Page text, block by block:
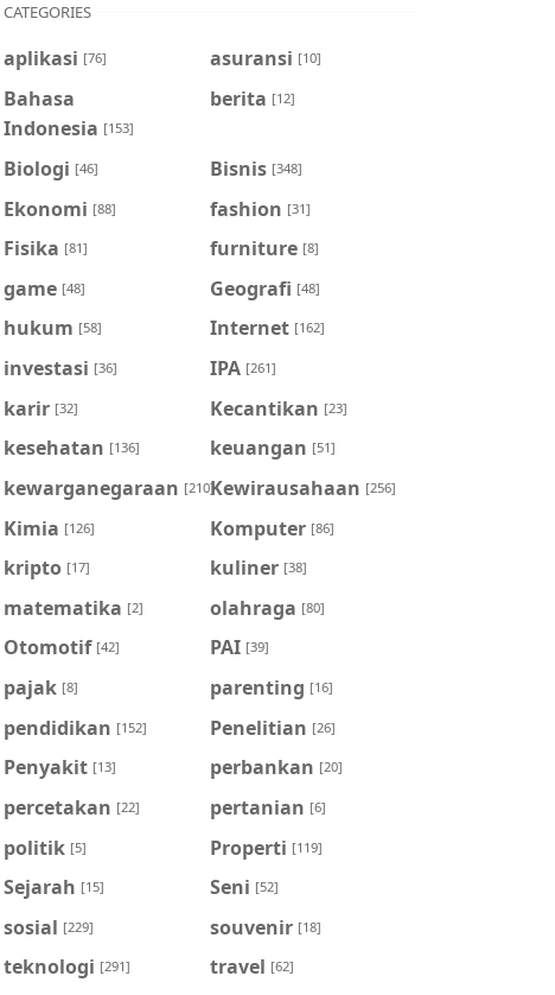
CATEGORIES
aplikasi [76] asuransi [10]
Bahasa
Indonesia [153]
berita [12]
Biologi [46] Bisnis [348]
Ekonomi [88] fashion [31]
Fisika [81] furniture [8]
game [48] Geografi [48]
hukum [58] Internet [162]
investasi [36] IPA [261]
karir [32] Kecantikan [23]
kesehatan [136] keuangan [51]
kewarganegaraan [210]Kewirausahaan [256]
Kimia [126] Komputer [86]
kripto [17] kuliner [38]
matematika [2] olahraga [80]
Otomotif [42] PAI [39]
pajak [8] parenting [16]
pendidikan [152] Penelitian [26]
Penyakit [13] perbankan [20]
percetakan [22] pertanian [6]
politik [5] Properti [119]
Sejarah [15] Seni [52]
sosial [229] souvenir [18]
teknologi [291] travel [62]